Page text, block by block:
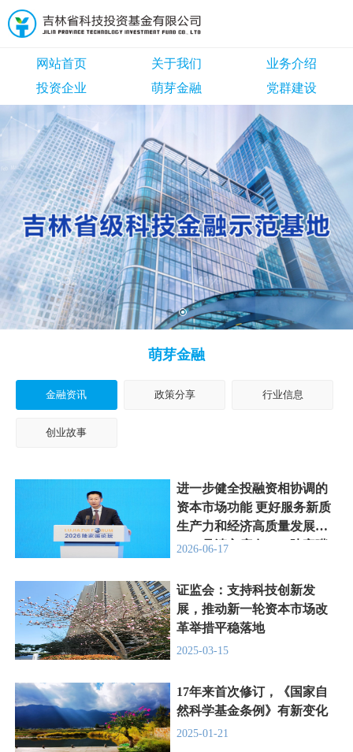
网站首页 关于我们
业务介绍
投资企业
萌芽金融 党群建设
萌芽金融
金融资讯 政策分享 行业信息
创业故事
进一步健全投融资相协调的
资本市场功能 更好服务新质
生产力和经济高质量发展
——吴清主席在2026陆家嘴
2026-06-17
证监会：支持科技创新发
展，推动新一轮资本市场改
革举措平稳落地
2025-03-15
17年来首次修订，《国家自
然科学基金条例》有新变化
2025-01-21